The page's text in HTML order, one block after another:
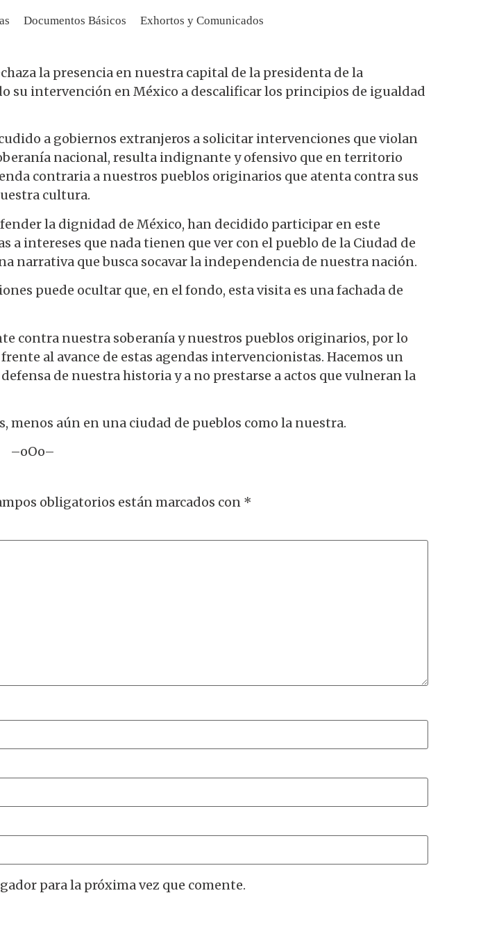
Documentos Básicos
Exhortos y Comunicados
la presencia en nuestra capital de la presidenta de la
su intervención en México a descalificar los principios de igualdad
a gobiernos extranjeros a solicitar intervenciones que violan
nacional, resulta indignante y ofensivo que en territorio
contraria a nuestros pueblos originarios que atenta contra sus
cultura.
la dignidad de México, han decidido participar en este
intereses que nada tienen que ver con el pueblo de la Ciudad de
narrativa que busca socavar la independencia de nuestra nación.
puede ocultar que, en el fondo, esta visita es una fachada de
contra nuestra soberanía y nuestros pueblos originarios, por lo
al avance de estas agendas intervencionistas. Hacemos un
de nuestra historia y a no prestarse a actos que vulneran la
menos aún en una ciudad de pueblos como la nuestra.
–oOo–
obligatorios están marcados con *
para la próxima vez que comente.